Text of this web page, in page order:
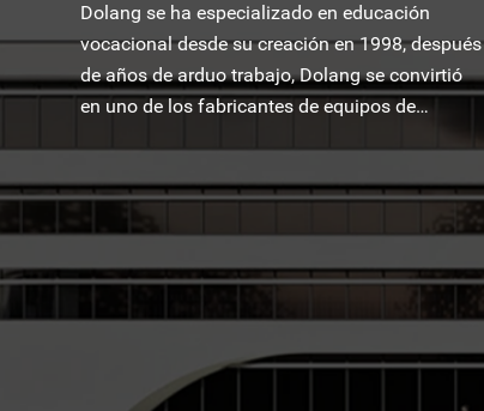
Dolang se ha especializado en educación
vocacional desde su creación en 1998, después
de años de arduo trabajo, Dolang se convirtió
en uno de los fabricantes de equipos de
formación educativa más famosos del mundo.